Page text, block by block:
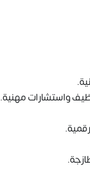
واستشارات مهنية.